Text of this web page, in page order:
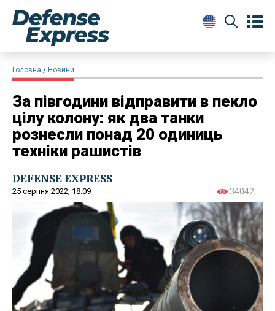
Головна Новини
За півгодини відправити в пекло
цілу колону: як два танки
рознесли понад 20 одиниць
техніки рашистів
DEFENSE EXPRESS
25 серпня 2022, 18:09 34042